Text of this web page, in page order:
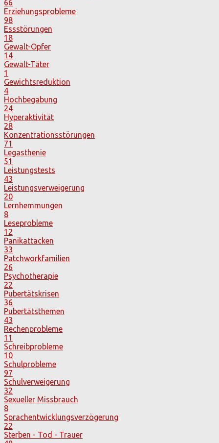
66
Erziehungsprobleme
98
Essstörungen
18
Gewalt-Opfer
14
Gewalt-Täter
1
Gewichtsreduktion
4
Hochbegabung
24
Hyperaktivität
28
Konzentrationsstörungen
71
Legasthenie
51
Leistungstests
43
Leistungsverweigerung
20
Lernhemmungen
8
Leseprobleme
12
Panikattacken
33
Patchworkfamilien
26
Psychotherapie
22
Pubertätskrisen
36
Pubertätsthemen
43
Rechenprobleme
11
Schreibprobleme
10
Schulprobleme
97
Schulverweigerung
32
Sexueller Missbrauch
8
Sprachentwicklungsverzögerung
22
Sterben - Tod - Trauer